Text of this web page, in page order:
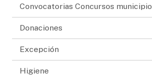
Convocatorias Concursos municipio
Donaciones
Excepción
Higiene